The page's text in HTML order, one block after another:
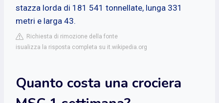
stazza lorda di 181 541 tonnellate, lunga 331
metri e larga 43.
Richiesta di rimozione della fonte
isualizza la risposta completa su it.wikipedia.org
Quanto costa una crociera